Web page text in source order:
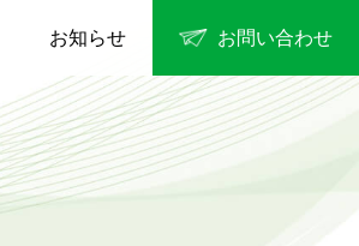
お知らせ お問い合わせ